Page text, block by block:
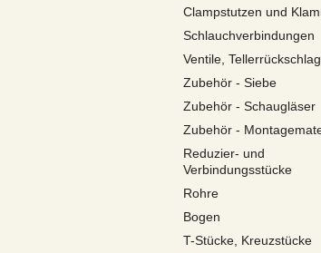
Clampstutzen und
Schlauchverbindungen
Ventile,
Zubehör - Siebe
Zubehör - Schaugläser
Zubehör -
Reduzier- und
Verbindungsstücke
Rohre
Bogen
T-Stücke, Kreuzstücke